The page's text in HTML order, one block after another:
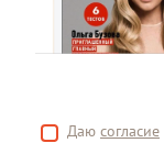
Даю согласие